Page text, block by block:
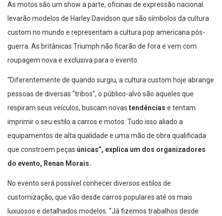
As motos são um show a parte, oficinas de expressão nacional
levarão modelos de Harley Davidson que são símbolos da cultura
custom no mundo e representam a cultura pop americana pós-
guerra. As britânicas Triumph não ficarão de fora e vem com
roupagem nova e exclusiva para o evento.
“Diferentemente de quando surgiu, a cultura custom hoje abrange
pessoas de diversas “tribos”, o público-alvo são aqueles que
respiram seus veículos, buscam novas tendências e tentam
imprimir o seu estilo a carros e motos. Tudo isso aliado a
equipamentos de alta qualidade e uma mão de obra qualificada
que constroem peças únicas”, explica um dos organizadores
do evento, Renan Morais.
No evento será possível conhecer diversos estilos de
customização, que vão desde carros populares até os mais
luxuosos e detalhados modelos. “Já fizemos trabalhos desde